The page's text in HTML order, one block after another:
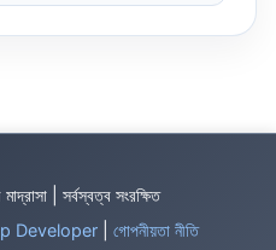
| সর্বস্বত্ব সংরক্ষিত
Developer গোপনীয়তা নীতি